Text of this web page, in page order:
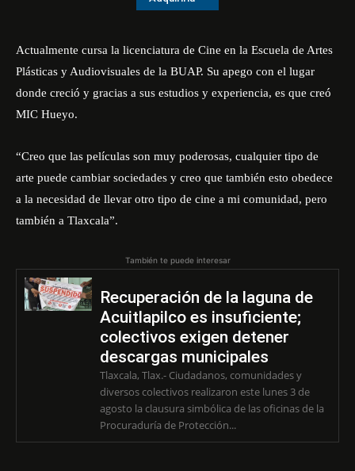
Actualmente cursa la licenciatura de Cine en la Escuela de Artes
Plásticas y Audiovisuales de la BUAP. Su apego con el lugar
donde creció y gracias a sus estudios y experiencia, es que creó
MIC Hueyo.
“Creo que las películas son muy poderosas, cualquier tipo de
arte puede cambiar sociedades y creo que también esto obedece
a la necesidad de llevar otro tipo de cine a mi comunidad, pero
también a Tlaxcala”.
También te puede interesar
Recuperación de la laguna de
Acuitlapilco es insuficiente;
colectivos exigen detener
descargas municipales
Tlaxcala, Tlax.- Ciudadanos, comunidades y
diversos colectivos realizaron este lunes 3 de
agosto la clausura simbólica de las oficinas de la
Procuraduría de Protección...